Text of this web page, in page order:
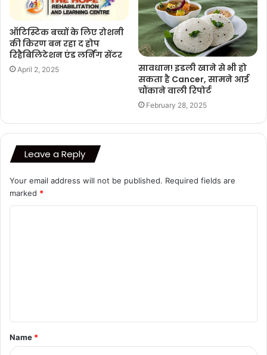
ऑटिस्टिक बच्चों के लिए रोशनी
की किरण बन रहा द होप
रिहैबिलिटेशन एंड लर्निंग सेंटर
April 2, 2025
सावधान! इडली खाने से भी हो
सकता है Cancer, सामने आई
चौंकाने वाली रिपोर्ट
February 28, 2025
Leave a Reply
Your email address will not be published. Required fields are
marked *
t
*
Name *